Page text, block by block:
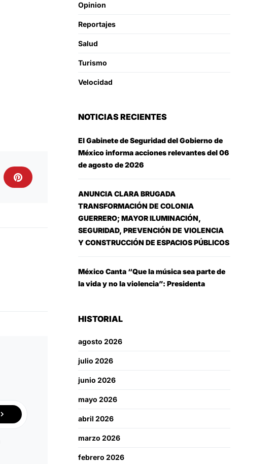
Opinion
Reportajes
Salud
Turismo
Velocidad
NOTICIAS RECIENTES
El Gabinete de Seguridad del Gobierno de
México informa acciones relevantes del 06
de agosto de 2026
ANUNCIA CLARA BRUGADA
TRANSFORMACIÓN DE COLONIA
GUERRERO; MAYOR ILUMINACIÓN,
SEGURIDAD, PREVENCIÓN DE VIOLENCIA
Y CONSTRUCCIÓN DE ESPACIOS PÚBLICOS
México Canta “Que la música sea parte de
la vida y no la violencia”: Presidenta
HISTORIAL
agosto 2026
julio 2026
junio 2026
mayo 2026
abril 2026
marzo 2026
febrero 2026